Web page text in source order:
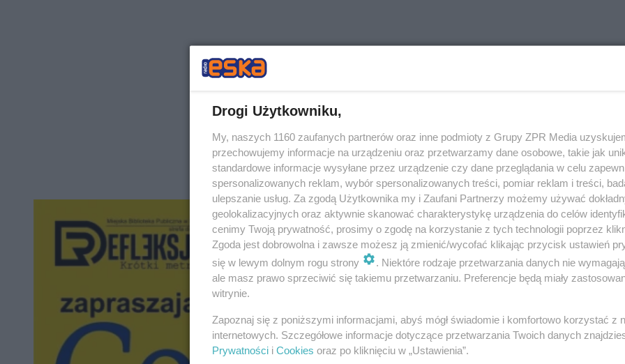
Drogi Użytkowniku,
My, naszych 1160 zaufanych partnerów oraz inne podmioty z Grupy ZPR Media
przechowujemy informacje na urządzeniu oraz przetwarzamy dane osobowe, takie jak
standardowe informacje wysyłane przez urządzenie czy dane przeglądania w celu
spersonalizowanych reklam, wybór spersonalizowanych treści, pomiar reklam i treści,
ulepszanie usług. Za zgodą Użytkownika my i Zaufani Partnerzy możemy używać
geolokalizacyjnych oraz aktywnie skanować charakterystykę urządzenia do celów
cenimy Twoją prywatność, prosimy o zgodę na korzystanie z tych technologii poprzez
Zgoda jest dobrowolna i zawsze możesz ją zmienić/wycofać klikając przycisk ustawień
się w lewym dolnym rogu strony
. Niektóre rodzaje przetwarzania danych nie
ale masz prawo sprzeciwić się takiemu przetwarzaniu. Preferencje będą miały
witrynie.
Zapoznaj się z poniższymi informacjami, abyś mógł świadomie i komfortowo korzystać z
internetowych. Szczegółowe informacje dotyczące przetwarzania Twoich danych
Prywatności i Cookies oraz po kliknięciu w „Ustawienia”.